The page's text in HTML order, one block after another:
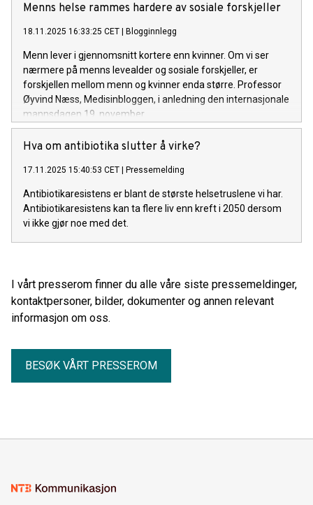
Menns helse rammes hardere av sosiale forskjeller
18.11.2025 16:33:25 CET | Blogginnlegg
Menn lever i gjennomsnitt kortere enn kvinner. Om vi ser
nærmere på menns levealder og sosiale forskjeller, er
forskjellen mellom menn og kvinner enda større. Professor
Øyvind Næss, Medisinbloggen, i anledning den internasjonale
mannsdagen 19. november.
Hva om antibiotika slutter å virke?
17.11.2025 15:40:53 CET | Pressemelding
Antibiotikaresistens er blant de største helsetruslene vi har.
Antibiotikaresistens kan ta flere liv enn kreft i 2050 dersom
vi ikke gjør noe med det.
I vårt presserom finner du alle våre siste pressemeldinger,
kontaktpersoner, bilder, dokumenter og annen relevant
informasjon om oss.
BESØK VÅRT PRESSEROM